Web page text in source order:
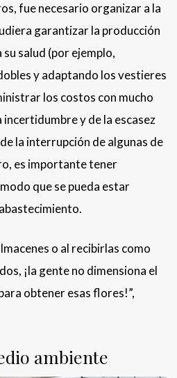
fue necesario organizar a la
garantizar la producción
salud (por ejemplo,
y adaptando los vestieres
los costos con mucho
incertidumbre y de la escasez
la interrupción de algunas de
es importante tener
que se pueda estar
o al recibirlas como
¡la gente no dimensiona el
obtener esas flores!”,
ambiente